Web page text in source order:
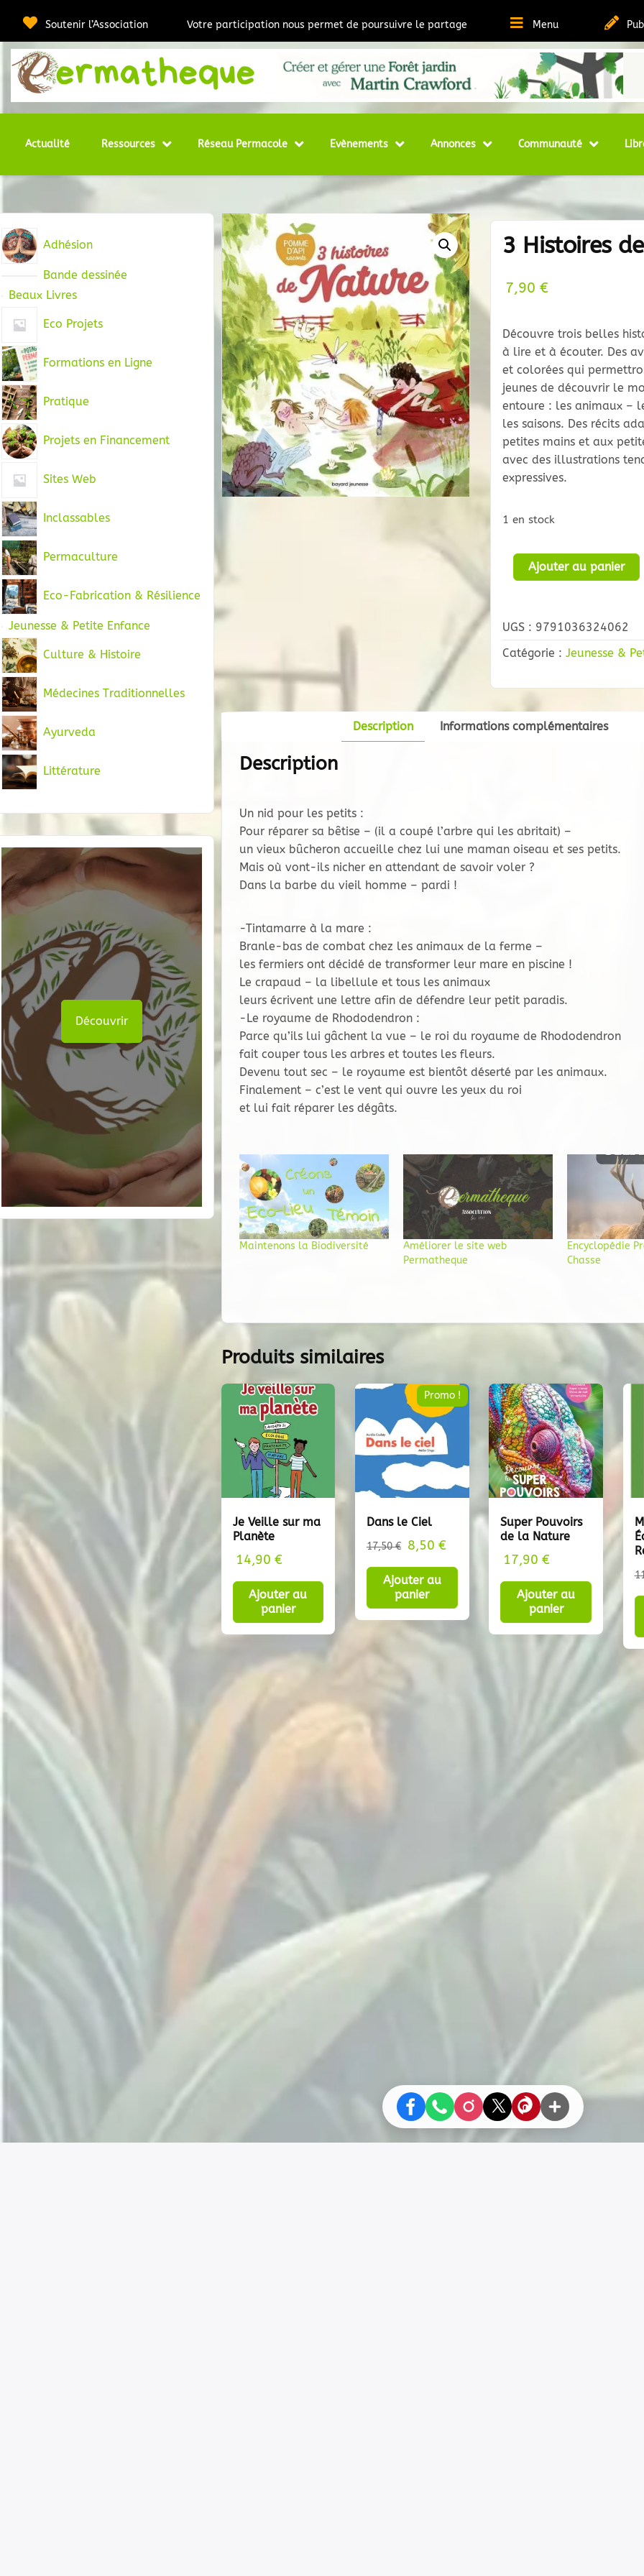
Soutenir l’Association Votre participation nous permet de poursuivre le partage Menu
Permatheque
Webmédia et Ressources sur la Permaculture
Actualité Ressources Réseau Permacole Evènements Annonces Communauté
Adhésion
Bande dessinée
Beaux Livres
Eco Projets
Formations en Ligne
Pratique
Projets en Financement
Sites Web
Inclassables
Permaculture
Eco-Fabrication & Résilience
Jeunesse & Petite Enfance
Culture & Histoire
Médecines Traditionnelles
Ayurveda
Littérature
Découvrir
3 Histoires
7,90€
Découvre trois belles
à lire et à écouter. Des
et colorées qui
jeunes de découvrir le
entoure : les animaux –
les saisons. Des récits
petites mains et aux
avec des illustrations
expressives.
1 en stock
quantité
de
de
Nature
Ajouter au panier
UGS : 9791036324062
Catégorie :Jeunesse &
Description Informations complémentaires
Description
Un nid pour les petits :
Pour réparer sa bêtise – (il a coupé l’arbre qui les abritait) –
un vieux bûcheron accueille chez lui une maman oiseau et ses petits.
Mais où vont-ils nicher en attendant de savoir voler ?
Dans la barbe du vieil homme – pardi !
-Tintamarre à la mare :
Branle-bas de combat chez les animaux de la ferme –
les fermiers ont décidé de transformer leur mare en piscine !
Le crapaud – la libellule et tous les animaux
leurs écrivent une lettre afin de défendre leur petit paradis.
-Le royaume de Rhododendron :
Parce qu’ils lui gâchent la vue – le roi du royaume de Rhododendron
fait couper tous les arbres et toutes les fleurs.
Devenu tout sec – le royaume est bientôt déserté par les animaux.
Finalement – c’est le vent qui ouvre les yeux du roi
et lui fait réparer les dégâts.
Maintenons la Biodiversité
Améliorer le site web
Permatheque
Encyclopédie
Chasse
Produits similaires
Je Veille sur ma
Planète
14,90 €
Ajouter au
panier
Promo !
Dans le Ciel
17,50€
Le
prix
initial
était :
17,50 €.
8,50 €
prix
est :
Ajouter au
panier
Super Pouvoirs
de la Nature
17,90€
Ajouter au
panier